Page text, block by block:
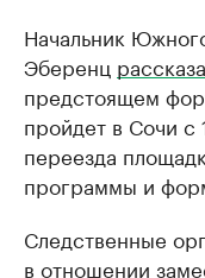
Начальник
Эберенц
предстоящем
пройдет в Сочи с
переезда
программы и
Следственные
в отношении